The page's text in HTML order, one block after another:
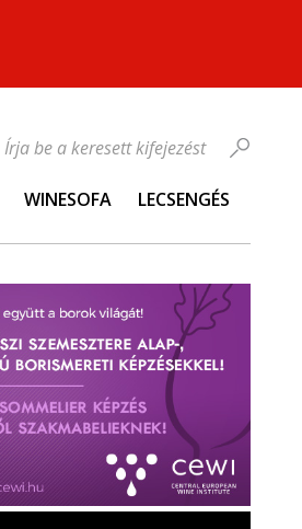
WINESOFA LECSENGÉS
Írja be a keresett kifejezést